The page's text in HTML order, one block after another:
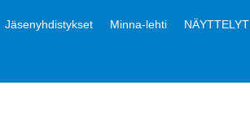
Jäsenyhdistykset Minna-lehti NÄYTTELYT